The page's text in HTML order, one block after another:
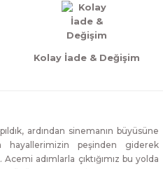
Kolay İade & Değişim
ardından sinemanın büyüsüne
peşinden giderek
adımlarla çıktığımız bu yolda